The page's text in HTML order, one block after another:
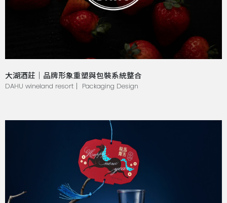
大湖酒莊｜品牌形象重塑與包裝系統整合
DAHU wineland resort｜ Packaging Design